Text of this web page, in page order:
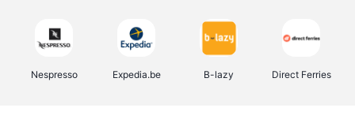
Nespresso Expedia.be B-lazy Direct Ferries